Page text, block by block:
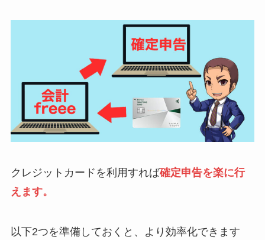
クレジットカードを利用すれば確定申告を楽に行
えます。
以下2つを準備しておくと、より効率化できます